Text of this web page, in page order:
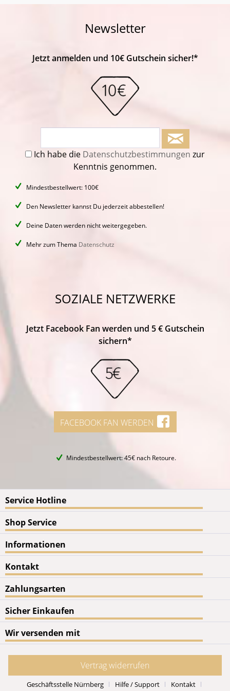
Newsletter
Jetzt anmelden und 10€ Gutschein sicher!*
Ich habe die Datenschutzbestimmungen zur
Kenntnis genommen.
Mindestbestellwert: 100€
Den Newsletter kannst Du jederzeit abbestellen!
Deine Daten werden nicht weitergegeben.
Mehr zum Thema Datenschutz
SOZIALE NETZWERKE
Jetzt Facebook Fan werden und 5 € Gutschein
sichern*
FACEBOOK FAN WERDEN
Mindestbestellwert: 45€ nach Retoure.
Service Hotline
Shop Service
Informationen
Kontakt
Zahlungsarten
Sicher Einkaufen
Wir versenden mit
Vertrag widerrufen
Geschäftsstelle Nürnberg Hilfe / Support Kontakt